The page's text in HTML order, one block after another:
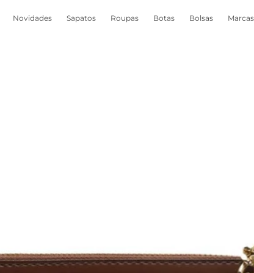
Novidades Sapatos Roupas Botas Bolsas Marcas